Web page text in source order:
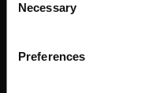
Selection
Necessary
Preferences